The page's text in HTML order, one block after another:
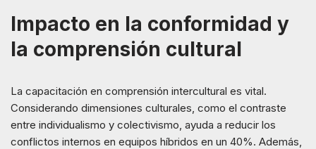
Impacto en la conformidad y
la comprensión cultural
La capacitación en comprensión intercultural es vital.
Considerando dimensiones culturales, como el contraste
entre individualismo y colectivismo, ayuda a reducir los
conflictos internos en equipos híbridos en un 40%. Además,